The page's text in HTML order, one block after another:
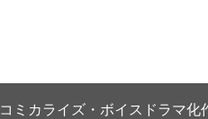
コミカライズ・ボイスドラマ化